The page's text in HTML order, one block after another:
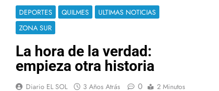
DEPORTES QUILMES
ULTIMAS NOTICIAS
ZONA SUR
La hora de la verdad:
empieza otra historia
Diario EL SOL 3 Años Atrás 0 2 Minutos